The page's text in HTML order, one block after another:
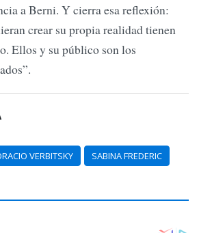
a Berni. Y cierra esa reflexión:
crear su propia realidad tienen
Ellos y su público son los
VERBITSKY SABINA FREDERIC